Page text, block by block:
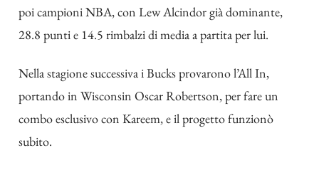
poi campioni NBA, con Lew Alcindor già dominante,
28.8 punti e 14.5 rimbalzi di media a partita per lui.
Nella stagione successiva i Bucks provarono l’All In,
portando in Wisconsin Oscar Robertson, per fare un
combo esclusivo con Kareem, e il progetto funzionò
subito.